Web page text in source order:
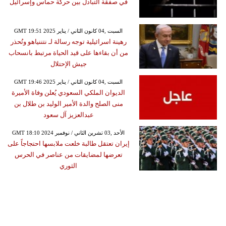
في صفقة التبادل بين حركة حماس وإسرائيل
GMT 19:51 2025 السبت ,04 كانون الثاني / يناير
رهينة اسرائيلية توجه رسالة لـ نتننياهو وتُحذر
من أن بقاءها على قيد الحياة مرتبط بانسحاب
جيش الإحتلال
GMT 19:46 2025 السبت ,04 كانون الثاني / يناير
الديوان الملكي السعودي يُعلن وفاة الأميرة
منى الصلح والدة الأمير الوليد بن طلال بن
عبدالعزيز آل سعود
GMT 18:10 2024 الأحد ,03 تشرين الثاني / نوفمبر
إيران تعتقل طالبة خلعت ملابسها احتجاجاً على
تعرضها لمضايقات من عناصر في الحرس
الثوري